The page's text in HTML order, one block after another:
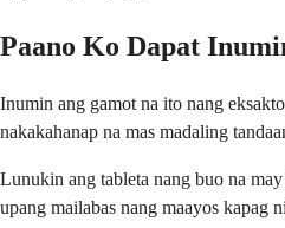
Paano Ko Dapat
Inumin ang gamot na ito nang
nakakahanap na mas madaling
Lunukin ang tableta nang buo na
upang mailabas nang maayos kapag